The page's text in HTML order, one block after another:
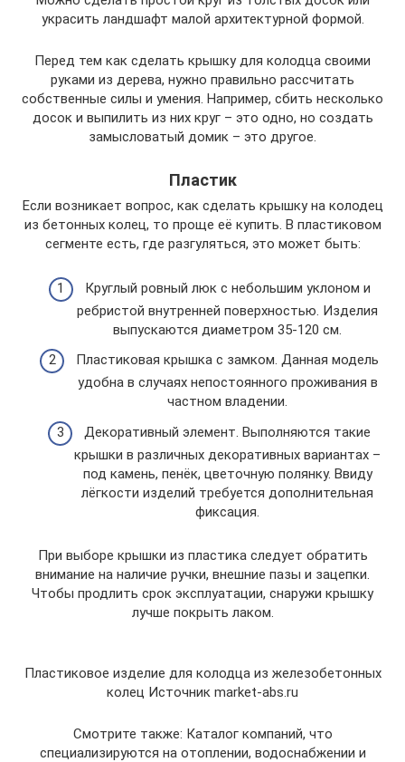
украсить ландшафт малой архитектурной формой.
Перед тем как сделать крышку для колодца своими
руками из дерева, нужно правильно рассчитать
собственные силы и умения. Например, сбить несколько
досок и выпилить из них круг – это одно, но создать
замысловатый домик – это другое.
Пластик
Если возникает вопрос, как сделать крышку на колодец
из бетонных колец, то проще её купить. В пластиковом
сегменте есть, где разгуляться, это может быть:
Круглый ровный люк с небольшим уклоном и
ребристой внутренней поверхностью. Изделия
выпускаются диаметром 35-120 см.
Пластиковая крышка с замком. Данная модель
удобна в случаях непостоянного проживания в
частном владении.
Декоративный элемент. Выполняются такие
крышки в различных декоративных вариантах –
под камень, пенёк, цветочную полянку. Ввиду
лёгкости изделий требуется дополнительная
фиксация.
При выборе крышки из пластика следует обратить
внимание на наличие ручки, внешние пазы и зацепки.
Чтобы продлить срок эксплуатации, снаружи крышку
лучше покрыть лаком.
Пластиковое изделие для колодца из железобетонных
колец Источник market-abs.ru
Смотрите также: Каталог компаний, что
специализируются на отоплении, водоснабжении и